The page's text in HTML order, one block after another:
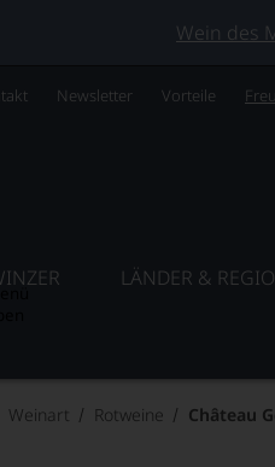
Wein des
Newsletter Vorteile
LÄNDER &
Weinart Rotweine Château